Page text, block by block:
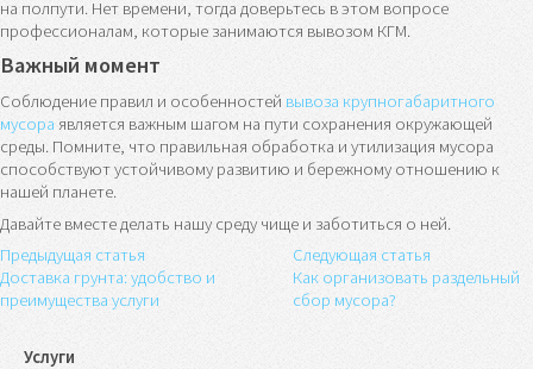
на полпути. Нет времени, тогда доверьтесь в этом вопросе
профессионалам, которые занимаются вывозом КГМ.
Важный момент
Соблюдение правил и особенностей вывоза крупногабаритного
мусора является важным шагом на пути сохранения окружающей
среды. Помните, что правильная обработка и утилизация мусора
способствуют устойчивому развитию и бережному отношению к
нашей планете.
Давайте вместе делать нашу среду чище и заботиться о ней.
Предыдущая статья
Доставка грунта: удобство и
преимущества услуги
Следующая статья
Как организовать раздельный
сбор мусора?
Услуги